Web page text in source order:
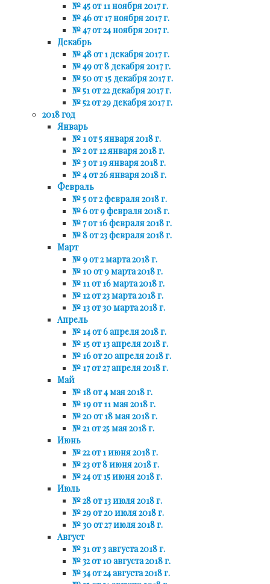
№ 45 от 11 ноября 2017 г.
№ 46 от 17 ноября 2017 г.
№ 47 от 24 ноября 2017 г.
Декабрь
№ 48 от 1 декабря 2017 г.
№ 49 от 8 декабря 2017 г.
№ 50 от 15 декабря 2017 г.
№ 51 от 22 декабря 2017 г.
№ 52 от 29 декабря 2017 г.
2018 год
Январь
№ 1 от 5 января 2018 г.
№ 2 от 12 января 2018 г.
№ 3 от 19 января 2018 г.
№ 4 от 26 января 2018 г.
Февраль
№ 5 от 2 февраля 2018 г.
№ 6 от 9 февраля 2018 г.
№ 7 от 16 февраля 2018 г.
№ 8 от 23 февраля 2018 г.
Март
№ 9 от 2 марта 2018 г.
№ 10 от 9 марта 2018 г.
№ 11 от 16 марта 2018 г.
№ 12 от 23 марта 2018 г.
№ 13 от 30 марта 2018 г.
Апрель
№ 14 от 6 апреля 2018 г.
№ 15 от 13 апреля 2018 г.
№ 16 от 20 апреля 2018 г.
№ 17 от 27 апреля 2018 г.
Май
№ 18 от 4 мая 2018 г.
№ 19 от 11 мая 2018 г.
№ 20 от 18 мая 2018 г.
№ 21 от 25 мая 2018 г.
Июнь
№ 22 от 1 июня 2018 г.
№ 23 от 8 июня 2018 г.
№ 24 от 15 июня 2018 г.
Июль
№ 28 от 13 июля 2018 г.
№ 29 от 20 июля 2018 г.
№ 30 от 27 июля 2018 г.
Август
№ 31 от 3 августа 2018 г.
№ 32 от 10 августа 2018 г.
№ 34 от 24 августа 2018 г.